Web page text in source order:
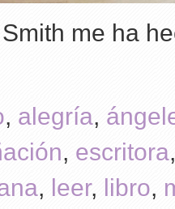
me ha
, alegría,
, escritora
, leer, libro,